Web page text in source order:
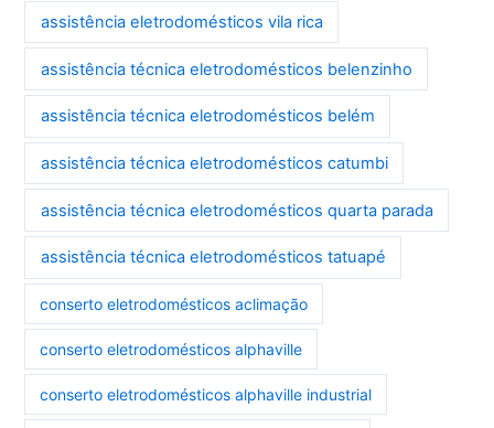
assistência eletrodomésticos vila rica
assistência técnica eletrodomésticos belenzinho
assistência técnica eletrodomésticos belém
assistência técnica eletrodomésticos catumbi
assistência técnica eletrodomésticos quarta parada
assistência técnica eletrodomésticos tatuapé
conserto eletrodomésticos aclimação
conserto eletrodomésticos alphaville
conserto eletrodomésticos alphaville industrial